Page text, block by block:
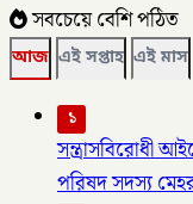
সবচেয়ে বেশি পঠিত
আজ এই সপ্তাহ এই মাস
১
সন্ত্রাসবিরোধী
পরিষদ সদস্য